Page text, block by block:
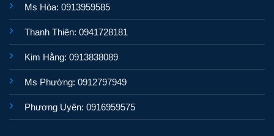
Ms Hòa: 0913959585
Thanh Thiên: 0941728181
Kim Hằng: 0913838089
Ms Phường: 0912797949
Phương Uyên: 0916959575